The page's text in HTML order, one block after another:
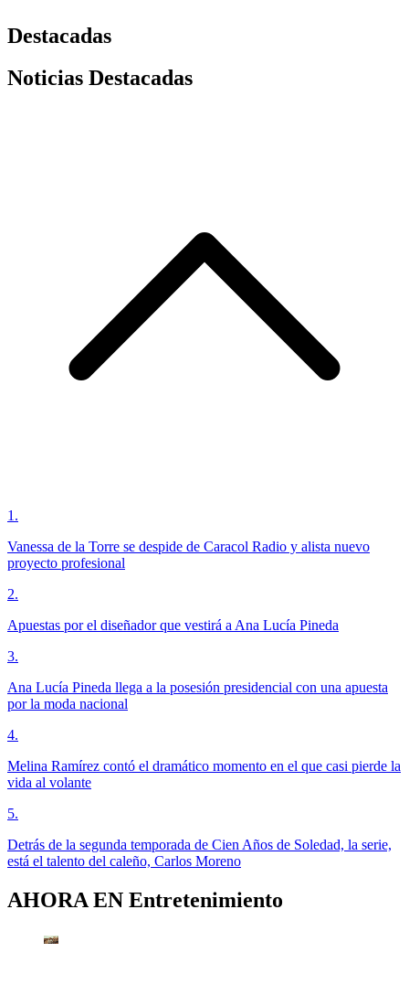
Destacadas
Noticias Destacadas
1 .
Vanessa de la Torre se despide de Caracol Radio y alista nuevo
proyecto profesional
2.
Apuestas por el diseñador que vestirá a Ana Lucía Pineda
3.
Ana Lucía Pineda llega a la posesión presidencial con una apuesta
por la moda nacional
4.
Melina Ramírez contó el dramático momento en el que casi pierde la
vida al volante
5.
Detrás de la segunda temporada de Cien Años de Soledad, la serie,
está el talento del caleño, Carlos Moreno
AHORA EN Entretenimiento